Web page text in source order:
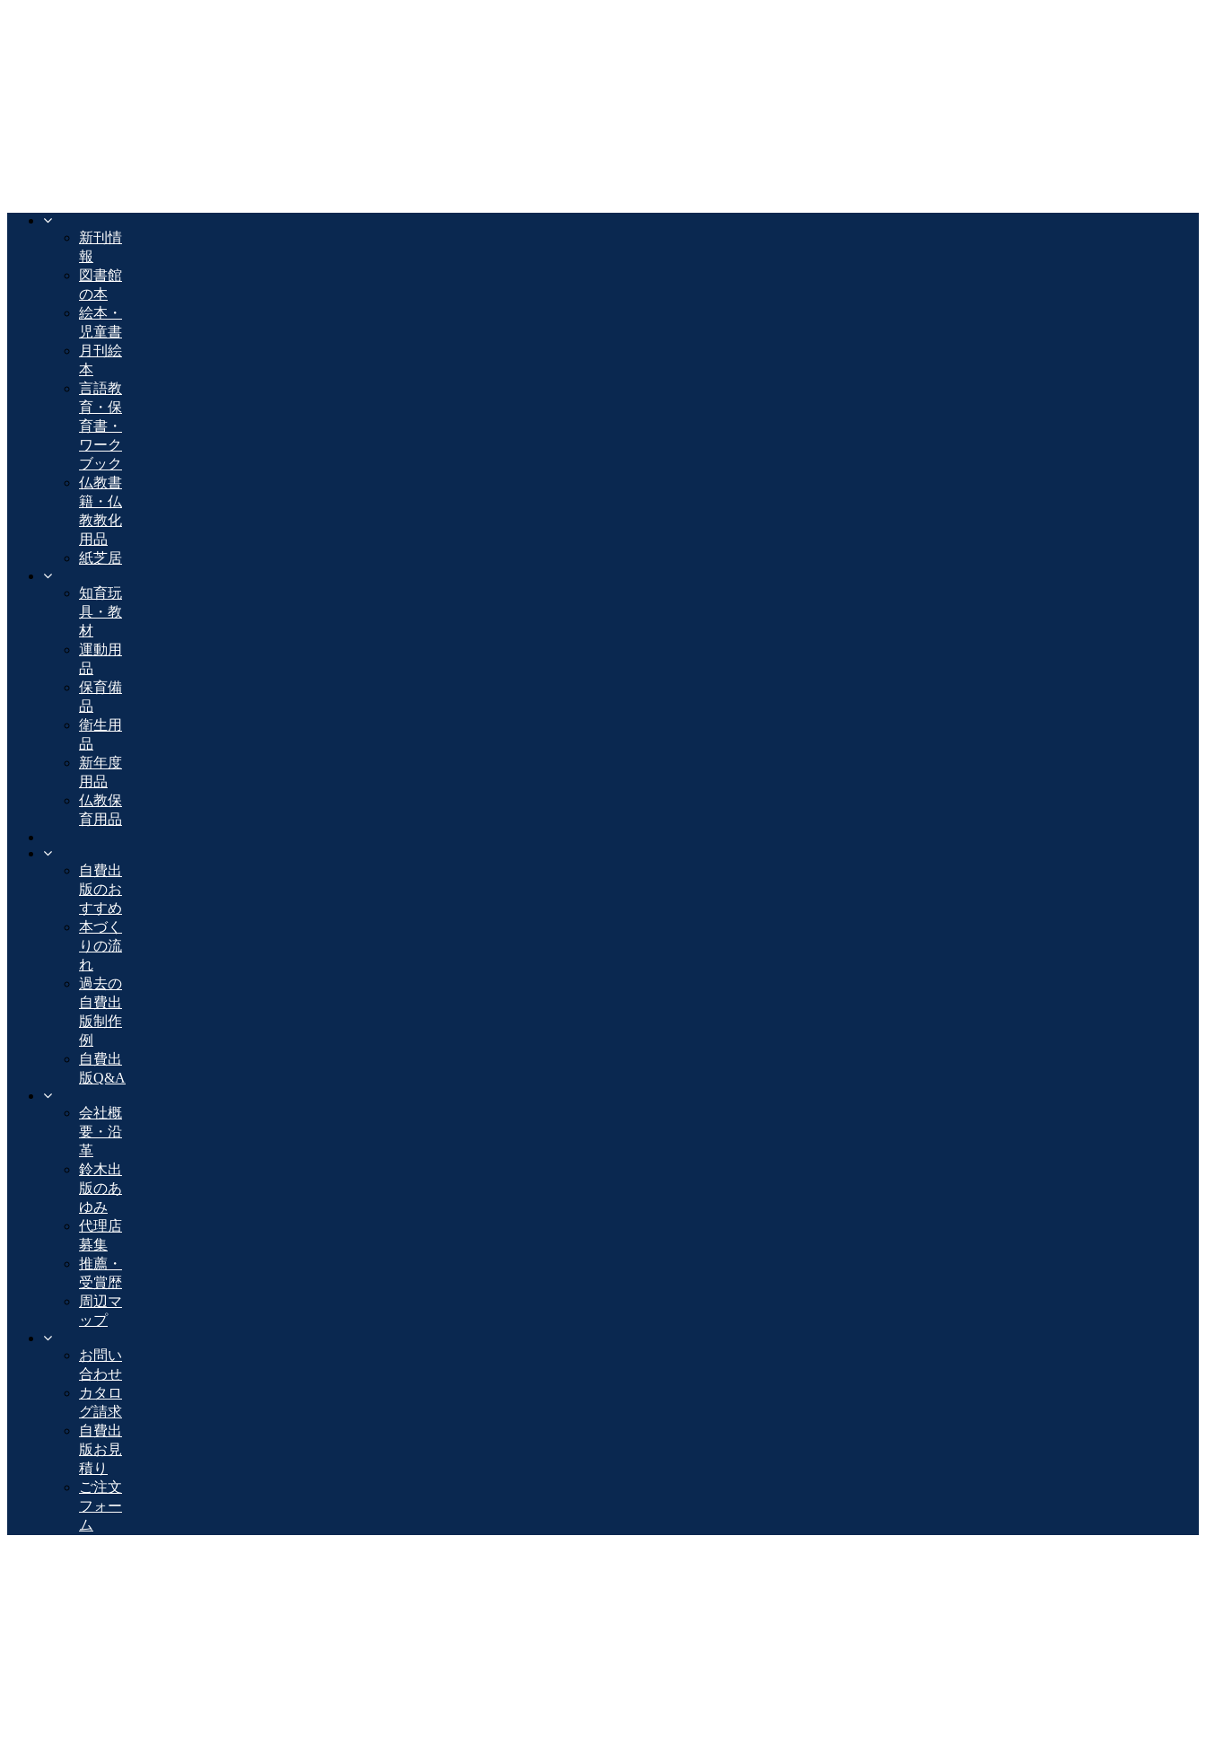
新刊情
報
図書館
の本
絵本・
児童書
月刊絵
本
言語教
育・保
育書・
ワーク
ブック
仏教書
籍・仏
教教化
用品
紙芝居
知育玩
具・教
材
運動用
品
保育備
品
衛生用
品
新年度
用品
仏教保
育用品
自費出
版のお
すすめ
本づく
りの流
れ
過去の
自費出
版制作
例
自費出
版Q&A
会社概
要・沿
革
鈴木出
版のあ
ゆみ
代理店
募集
推薦・
受賞歴
周辺マ
ップ
お問い
合わせ
カタロ
グ請求
自費出
版お見
積り
ご注文
フォー
ム